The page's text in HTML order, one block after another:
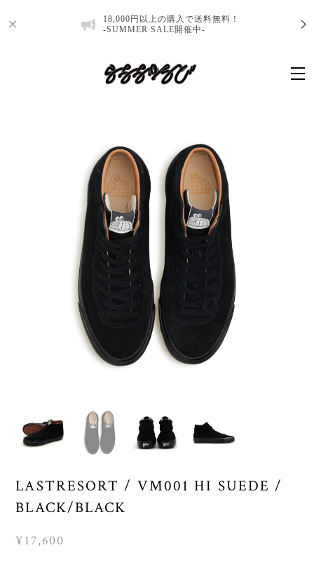
18,000円以上の購入で送料無料！
-SUMMER SALE開催中-
LASTRESORT / VM001 HI SUEDE /
BLACK/BLACK
¥17,600